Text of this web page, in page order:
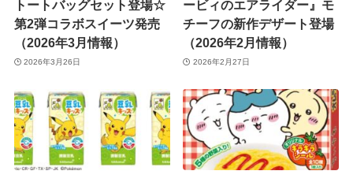
トートバッグセット登場☆
第2弾コラボスイーツ発売
（2026年3月情報）
2026年3月26日
ービィのエアライダー』モ
チーフの新作デザート登場
（2026年2月情報）
2026年2月27日